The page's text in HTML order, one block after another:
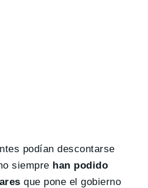
podían descontarse
siempre han podido
que pone el gobierno